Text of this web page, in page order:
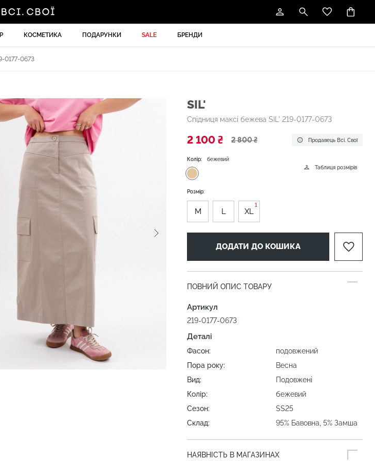
КОСМЕТИКА ПОДАРУНКИ SALE БРЕНДИ
0177-0673
SIL'
Спідниця максі бежева SIL' 219-0177-0673
2 100 ₴ 2 800 ₴ Продавець Всі. Свої
Колір:
бежевий
Таблиця розмірів
Розмір:
M L XL
1
ДОДАТИ ДО КОШИКА
ПОВНИЙ ОПИС ТОВАРУ
Артикул
219-0177-0673
Деталі
Фасон:
подовжений
Пора року:
Весна
Вид:
Подовжені
Колір:
бежевий
Сезон:
SS25
Склад:
95% Бавовна, 5% Замша
НАЯВНІСТЬ В МАГАЗИНАХ